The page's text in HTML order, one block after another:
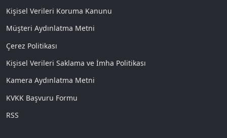
Kişisel Verileri Koruma Kanunu
Müşteri Aydınlatma Metni
Çerez Politikası
Kişisel Verileri Saklama ve İmha Politikası
Kamera Aydınlatma Metni
KVKK Başvuru Formu
RSS